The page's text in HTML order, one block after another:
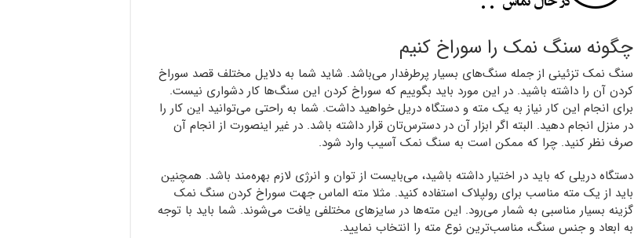
چگونه سنگ نمک را سوراخ کنیم
سنگ نمک تزئینی از جمله سنگ‌های بسیار پرطرفدار می‌باشد. شاید شما به دلایل مختلف قصد سوراخ
کردن آن را داشته باشید. در این مورد باید بگوییم که سوراخ کردن این سنگ‌ها کار دشواری نیست.
برای انجام این کار نیاز به یک مته و دستگاه دریل خواهید داشت. شما به راحتی می‌توانید این کار را
در منزل انجام دهید. البته اگر ابزار آن در دسترس‌تان قرار داشته باشد. در غیر اینصورت از انجام آن
صرف نظر کنید. چرا که ممکن است به سنگ نمک آسیب وارد شود.
دستگاه دریلی که باید در اختیار داشته باشید، می‌بایست از توان و انرژی لازم بهره‌مند باشد. همچنین
باید از یک مته مناسب برای رولپلاک استفاده کنید. مثلا مته الماس جهت سوراخ کردن سنگ نمک
گزینه بسیار مناسبی به شمار می‌رود. این مته‌ها در سایزهای مختلفی یافت می‌شوند. شما باید با توجه
به ابعاد و جنس سنگ، مناسب‌ترین نوع مته را انتخاب نمایید.